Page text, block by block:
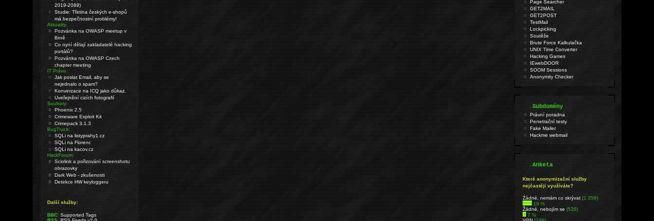
2019-2089)
Studie: Třetina českých e-shopů
má bezpečnostní problémy!
Aktuality:
Pozvánka na OWASP meetup v
Brně
Co nyní dělají zakladatelé hacking
portálů?
Pozvánka na OWASP Czech
chapter meeting
IT Právo:
Jak poslat Email, aby se
nejednalo o spam?
Konverzace na ICQ jako důkaz.
Uveřejnění cizích fotografií
Soubory:
Phoenix 2.5
Crimeware Exploit Kit
Crimepack 3.1.3
BugTrack:
SQLi na listyprahy1.cz
SQLi na Florenc
SQLi na kacov.cz
HackForum:
Sciolink a pořizování screenshotu
obrazovky
Dark Web - zkušenosti
Detekce HW keyloggeru
Další služby:
BBC: Supported Tags
Page Searcher
GET2MAIL
GET2POST
TestMail
Lockpicking
Soutěže
Brute Force Kalkulačka
UNIX Time Converter
Hacking Games
IEwebDOOR
SOOM Sessions
Anonymity Checker
.Subdomény
Právní poradna
Penetrační testy
Fake Mailer
Hackme webmail
.Anketa
Které anonymizační služby
nejčastěji využíváte?
Źádné, nemám co skrývat(1 358)
19 %
Žádné, nebojím se(520)
7 %